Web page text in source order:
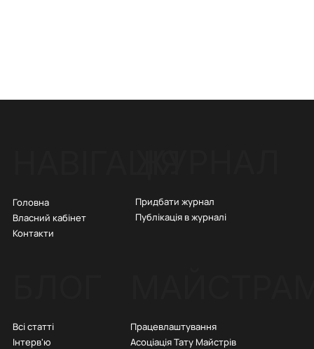
Головна
Власний кабінет
Контакти
Придбати журнал
Публікація в журналі
Всі статті
Інтерв'ю
Працевлаштування
Асоціація Тату Майстрів